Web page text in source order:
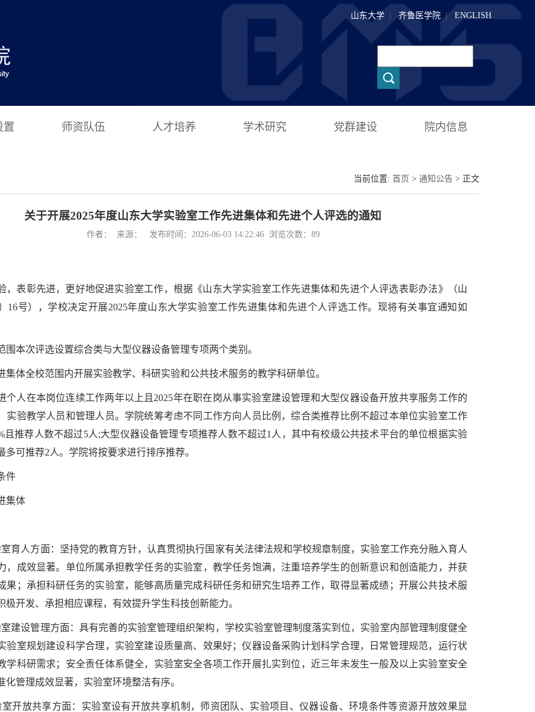
山东大学 齐鲁医学院 | ENGLISH
置 师资队伍 人才培养 学术研究 党群建设 院内信息
当前位置: 首页 > 通知公告 > 正文
关于开展2025年度山东大学实验室工作先进集体和先进个人评选的通知
作者： 来源： 发布时间：2026-06-03 14:22:46 浏览次数： 89
，表彰先进，更好地促进实验室工作，根据《山东大学实验室工作先进集体和先进个人评选表彰办法》（山
16号），学校决定开展2025年度山东大学实验室工作先进集体和先进个人评选工作。现将有关事宜通知如
围本次评选设置综合类与大型仪器设备管理专项两个类别。
集体全校范围内开展实验教学、科研实验和公共技术服务的教学科研单位。
个人在本岗位连续工作两年以上且2025年在职在岗从事实验室建设管理和大型仪器设备开放共享服务工作的
实验教学人员和管理人员。学院统筹考虑不同工作方向人员比例，综合类推荐比例不超过本单位实验室工作
且推荐人数不超过5人;大型仪器设备管理专项推荐人数不超过1人，其中有校级公共技术平台的单位根据实验
多可推荐2人。学院将按要求进行排序推荐。
件
集体
室育人方面：坚持党的教育方针，认真贯彻执行国家有关法律法规和学校规章制度，实验室工作充分融入育人
，成效显著。单位所属承担教学任务的实验室，教学任务饱满，注重培养学生的创新意识和创造能力，并获
果；承担科研任务的实验室，能够高质量完成科研任务和研究生培养工作，取得显著成绩；开展公共技术服
极开发、承担相应课程，有效提升学生科技创新能力。
室建设管理方面：具有完善的实验室管理组织架构，学校实验室管理制度落实到位，实验室内部管理制度健全
验室规划建设科学合理，实验室建设质量高、效果好；仪器设备采购计划科学合理，日常管理规范，运行状
学科研需求；安全责任体系健全，实验室安全各项工作开展扎实到位，近三年未发生一般及以上实验室安全
化管理成效显著，实验室环境整洁有序。
室开放共享方面：实验室设有开放共享机制，师资团队、实验项目、仪器设备、环境条件等资源开放效果显